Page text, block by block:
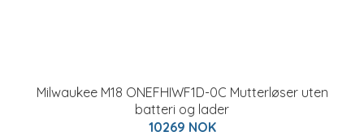
Milwaukee M18 ONEFHIWF1D-0C Mutterløser uten
batteri og lader
10269 NOK